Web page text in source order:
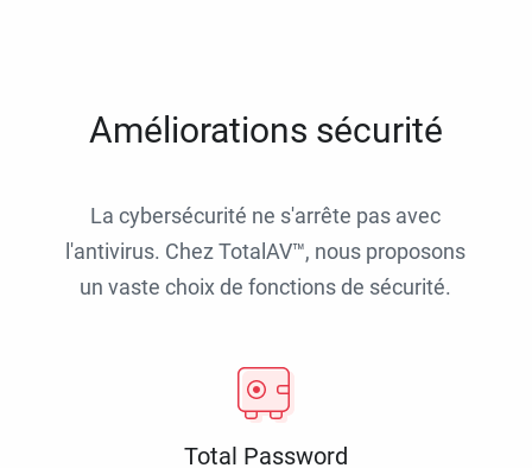
Améliorations sécurité
La cybersécurité ne s'arrête pas avec
l'antivirus. Chez TotalAV™, nous proposons
un vaste choix de fonctions de sécurité.
Total Password